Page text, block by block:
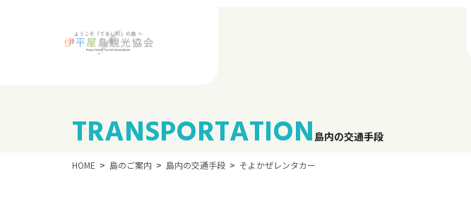
TRANSPORTATION 島内の交通手段
HOME 島のご案内 島内の交通手段 そよかぜレンタカー